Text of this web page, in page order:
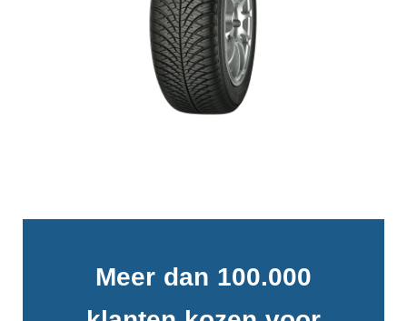
Meer dan 100.000